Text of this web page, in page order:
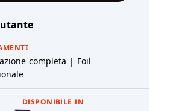
completa | Foil
DISPONIBILE IN